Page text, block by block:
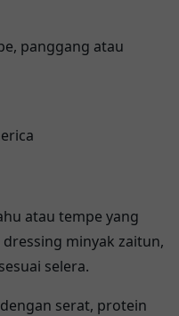
panggang atau
atau tempe yang
minyak zaitun,
selera.
serat, protein